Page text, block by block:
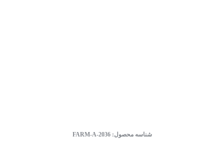
شناسه محصول:FARM-A-2036